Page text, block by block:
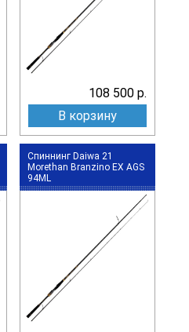
108 500 р.
В корзину
Спиннинг Daiwa 21
Morethan Branzino EX AGS
94ML